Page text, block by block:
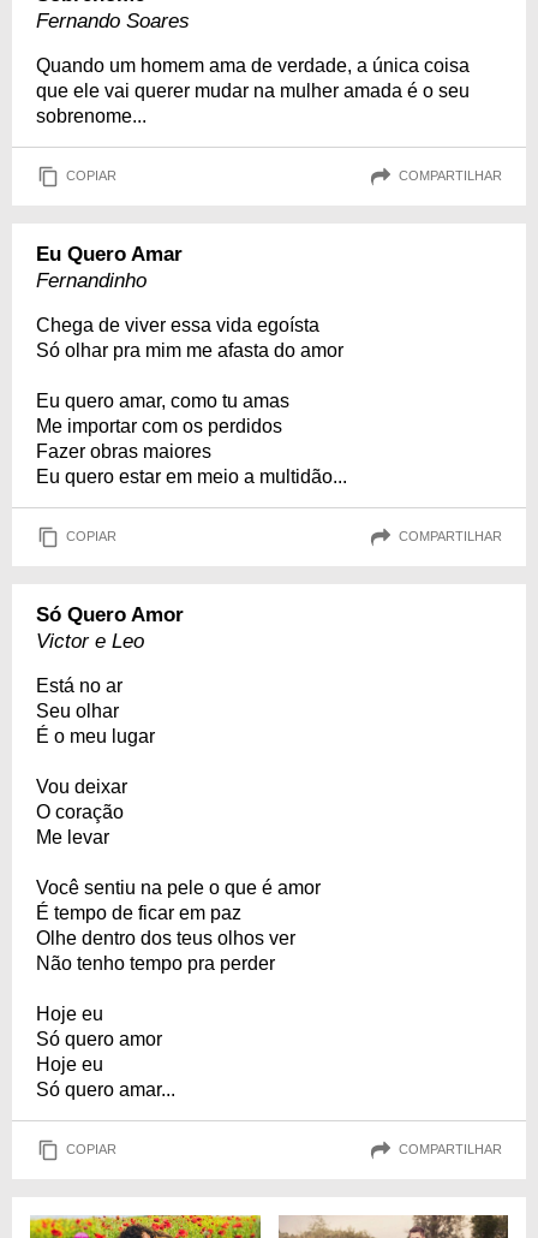
Fernando Soares
Quando um homem ama de verdade, a única coisa
que ele vai querer mudar na mulher amada é o seu
sobrenome...
COPIAR COMPARTILHAR
Eu Quero Amar
Fernandinho
Chega de viver essa vida egoísta
Só olhar pra mim me afasta do amor
Eu quero amar, como tu amas
Me importar com os perdidos
Fazer obras maiores
Eu quero estar em meio a multidão...
COPIAR COMPARTILHAR
Só Quero Amor
Victor e Leo
Está no ar
Seu olhar
É o meu lugar
Vou deixar
O coração
Me levar
Você sentiu na pele o que é amor
É tempo de ficar em paz
Olhe dentro dos teus olhos ver
Não tenho tempo pra perder
Hoje eu
Só quero amor
Hoje eu
Só quero amar...
COPIAR COMPARTILHAR